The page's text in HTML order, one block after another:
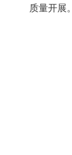
质量开展。